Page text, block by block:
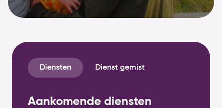
Diensten Dienst gemist
Aankomende diensten